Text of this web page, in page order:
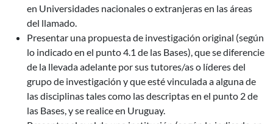
en Universidades nacionales o extranjeras en las áreas
del llamado.
Presentar una propuesta de investigación original (según
lo indicado en el punto 4.1 de las Bases), que se diferencie
de la llevada adelante por sus tutores/as o líderes del
grupo de investigación y que esté vinculada a alguna de
las disciplinas tales como las descriptas en el punto 2 de
las Bases, y se realice en Uruguay.